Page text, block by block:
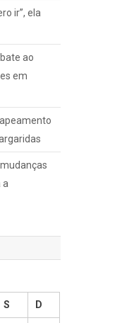
ir”, ela
ao
em
a
S D